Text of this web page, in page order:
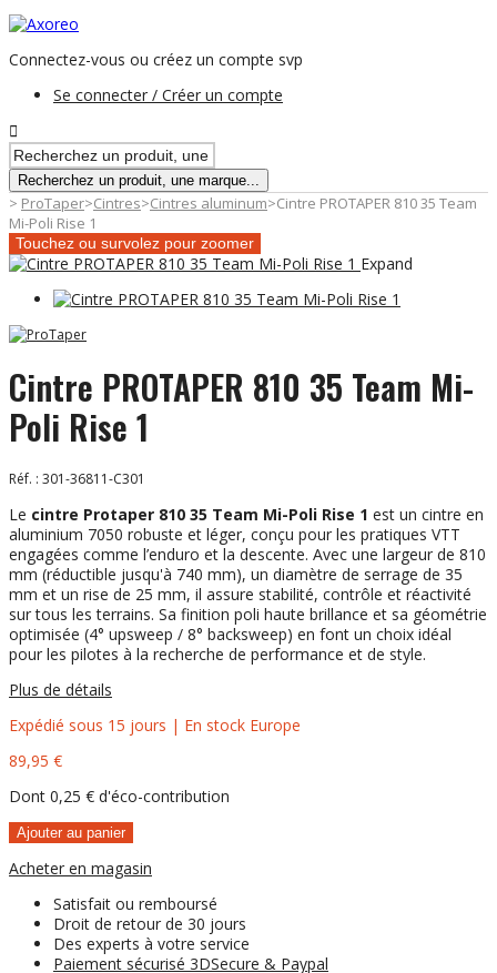
Connectez-vous ou créez un compte svp
Se connecter / Créer un compte
Recherchez un produit, une marque...
> ProTaper>Cintres>Cintres aluminum>Cintre PROTAPER 810 35 Team
Mi-Poli Rise 1
Touchez ou survolez pour zoomer
Expand
Cintre PROTAPER 810 35 Team Mi-
Poli Rise 1
Réf. : 301-36811-C301
Le cintre Protaper 810 35 Team Mi-Poli Rise 1 est un cintre en
aluminium 7050 robuste et léger, conçu pour les pratiques VTT
engagées comme l’enduro et la descente. Avec une largeur de 810
mm (réductible jusqu'à 740 mm), un diamètre de serrage de 35
mm et un rise de 25 mm, il assure stabilité, contrôle et réactivité
sur tous les terrains. Sa finition poli haute brillance et sa géométrie
optimisée (4° upsweep / 8° backsweep) en font un choix idéal
pour les pilotes à la recherche de performance et de style.
Plus de détails
Expédié sous 15 jours | En stock Europe
89,95 €
Dont 0,25 € d'éco-contribution
Ajouter au panier
Acheter en magasin
Satisfait ou remboursé
Droit de retour de 30 jours
Des experts à votre service
Paiement sécurisé 3DSecure & Paypal